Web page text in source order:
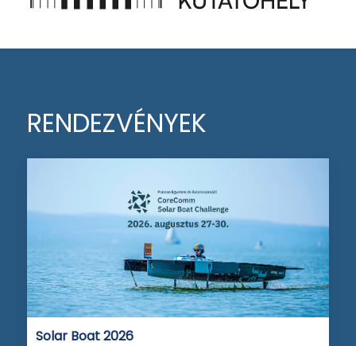
RENDEZVÉNYEK
Solar Boat 2026